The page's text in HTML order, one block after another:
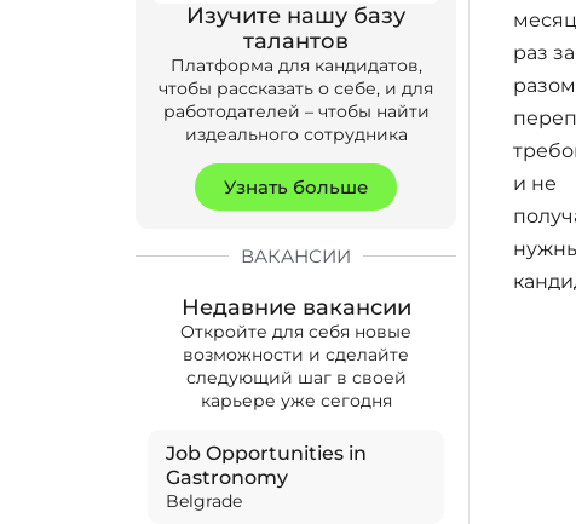
Изучите нашу базу
талантов
Платформа для кандидатов,
чтобы рассказать о себе, и для
работодателей – чтобы найти
издеального сотрудника
Узнать больше
ВАКАНСИИ
Недавние вакансии
Откройте для себя новые
возможности и сделайте
следующий шаг в своей
карьере уже сегодня
Job Opportunities in
Gastronomy
Belgrade
раз за
разом
и не